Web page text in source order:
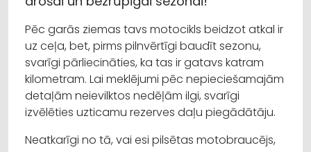
Pēc garās ziemas tavs motocikls beidzot atkal ir
uz ceļa, bet, pirms pilnvērtīgi baudīt sezonu,
svarīgi pārliecināties, ka tas ir gatavs katram
kilometram. Lai meklējumi pēc nepieciešamajām
detaļām neievilktos nedēļām ilgi, svarīgi
izvēlēties uzticamu rezerves daļu piegādātāju.
Neatkarīgi no tā, vai esi pilsētas motobraucējs,